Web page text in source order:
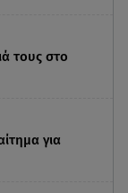
τους στο
για